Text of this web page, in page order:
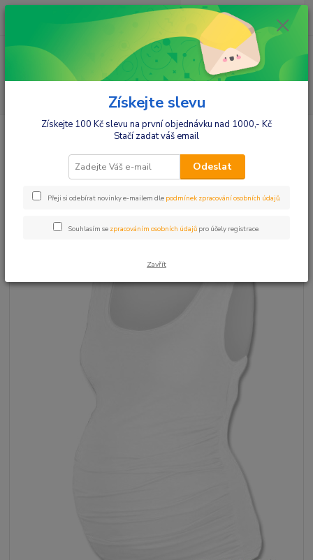
ks
za 0,00 Kč
Móda pro maminky Topy,tilka
Be MaaMaa Top, tílko DANA
nejen pro těhotné - bílá, vel. L/XL
Be MaaMaa Top, tílko DANA
nejen pro těhotné - bílá, vel. L/XL
Získejte slevu
Získejte 100 Kč slevu na první objednávku nad 1000,- Kč
Stačí zadat váš email
Odeslat
Přeji si odebírat novinky e-mailem dle podmínek zpracování osobních údajů.
Souhlasím se zpracováním osobních údajů pro účely registrace.
Zavřít